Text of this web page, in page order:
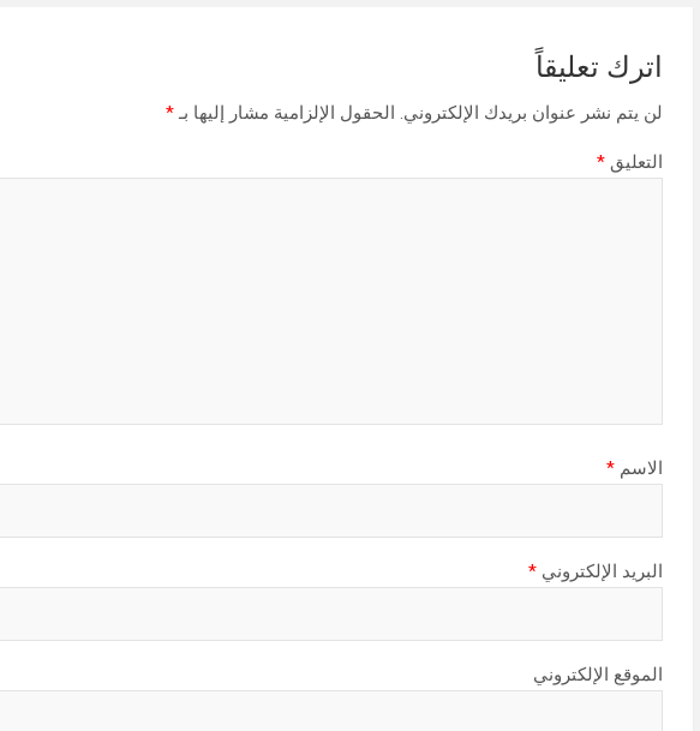
اترك تعليقاً
لن يتم نشر عنوان بريدك الإلكتروني. الحقول الإلزامية مشار إليها بـ*
التعليق *
الاسم *
البريد الإلكتروني *
الموقع الإلكتروني